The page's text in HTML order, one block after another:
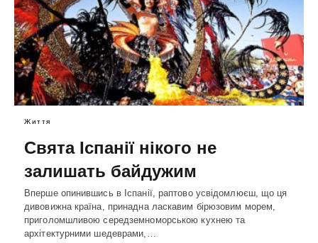
Життя
Свята Іспанії нікого не
залишать байдужим
Вперше опинившись в Іспанії, раптово усвідомлюєш, що ця
дивовижна країна, принадна ласкавим бірюзовим морем,
приголомшливою середземноморською кухнею та
архітектурними шедеврами,…